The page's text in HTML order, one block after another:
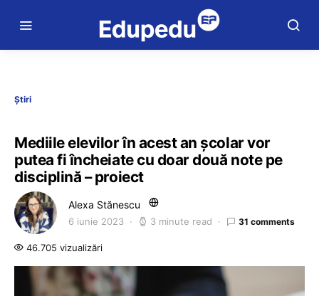
Știri
Mediile elevilor în acest an școlar vor
putea fi încheiate cu doar două note pe
disciplină – proiect
Alexa Stănescu
6 iunie 2023 3 minute read 31 comments
46.705 vizualizări